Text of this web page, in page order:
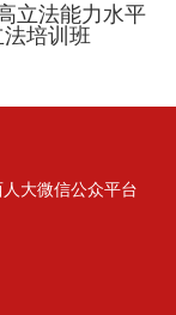
立法能力水平
培训班
人大微信公众平台